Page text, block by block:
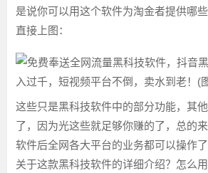
是说你可以用这个软件为淘金者提供哪些
直接上图：
这些只是黑科技软件中的部分功能，其
了，因为光这些就足够你赚的了，总的
软件后全网各大平台的业务都可以操作了
关于这款黑科技软件的详细介绍？怎么